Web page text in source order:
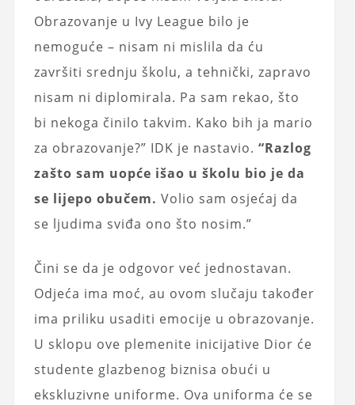
Obrazovanje u Ivy League bilo je
nemoguće – nisam ni mislila da ću
završiti srednju školu, a tehnički, zapravo
nisam ni diplomirala. Pa sam rekao, što
bi nekoga činilo takvim. Kako bih ja mario
za obrazovanje?” IDK je nastavio. “Razlog
zašto sam uopće išao u školu bio je da
se lijepo obučem. Volio sam osjećaj da
se ljudima sviđa ono što nosim.”
Čini se da je odgovor već jednostavan.
Odjeća ima moć, au ovom slučaju također
ima priliku usaditi emocije u obrazovanje.
U sklopu ove plemenite inicijative Dior će
studente glazbenog biznisa obući u
ekskluzivne uniforme. Ova uniforma će se